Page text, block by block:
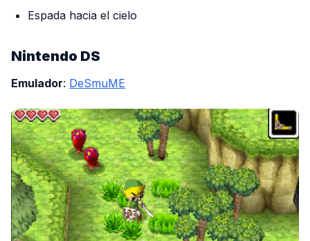
Espada hacia el cielo
Nintendo DS
Emulador: DeSmuME